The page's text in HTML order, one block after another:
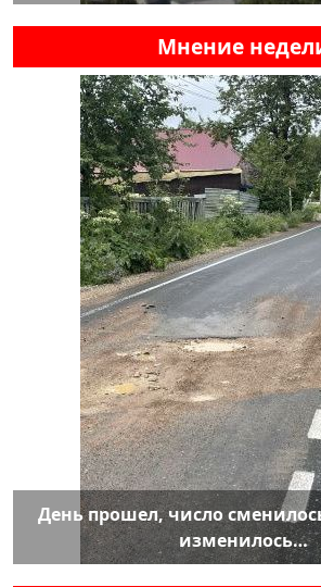
Мнение
День прошел, число
изменилось…